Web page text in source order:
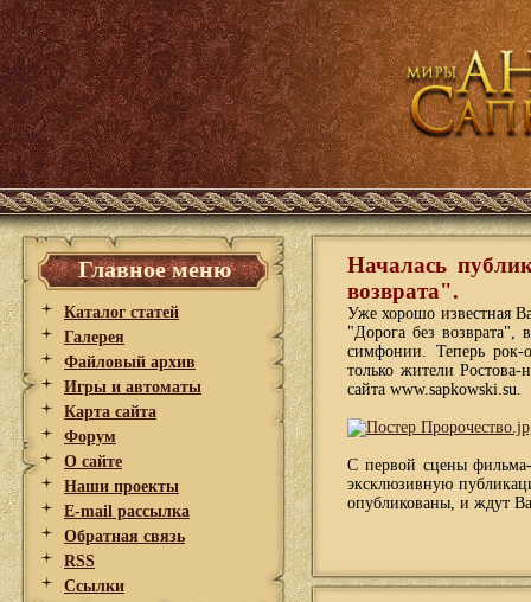
Главное меню
Каталог статей
Галерея
Файловый архив
Игры и автоматы
Карта сайта
Форум
О сайте
Наши проекты
E-mail рассылка
Обратная связь
RSS
Ссылки
Началась
возврата".
Уже хорошо известная
"Дорога без возврата",
симфонии. Теперь рок-
только жители
сайта www.sapkowski.su.
С первой сцены
эксклюзивную
опубликованы, и ждут